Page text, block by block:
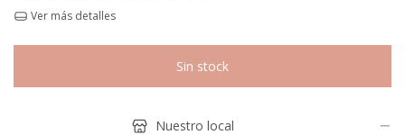
Ver más detalles
Nuestro local